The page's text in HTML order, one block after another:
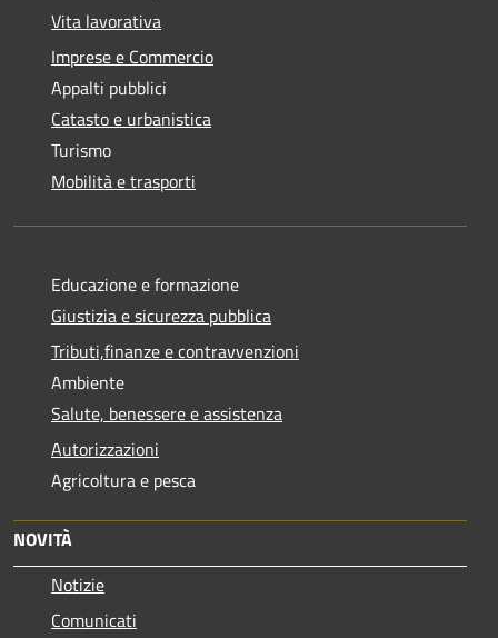
Vita lavorativa
Imprese e Commercio
Appalti pubblici
Catasto e urbanistica
Turismo
Mobilità e trasporti
Educazione e formazione
Giustizia e sicurezza pubblica
Tributi,finanze e contravvenzioni
Ambiente
Salute, benessere e assistenza
Autorizzazioni
Agricoltura e pesca
NOVITÀ
Notizie
Comunicati